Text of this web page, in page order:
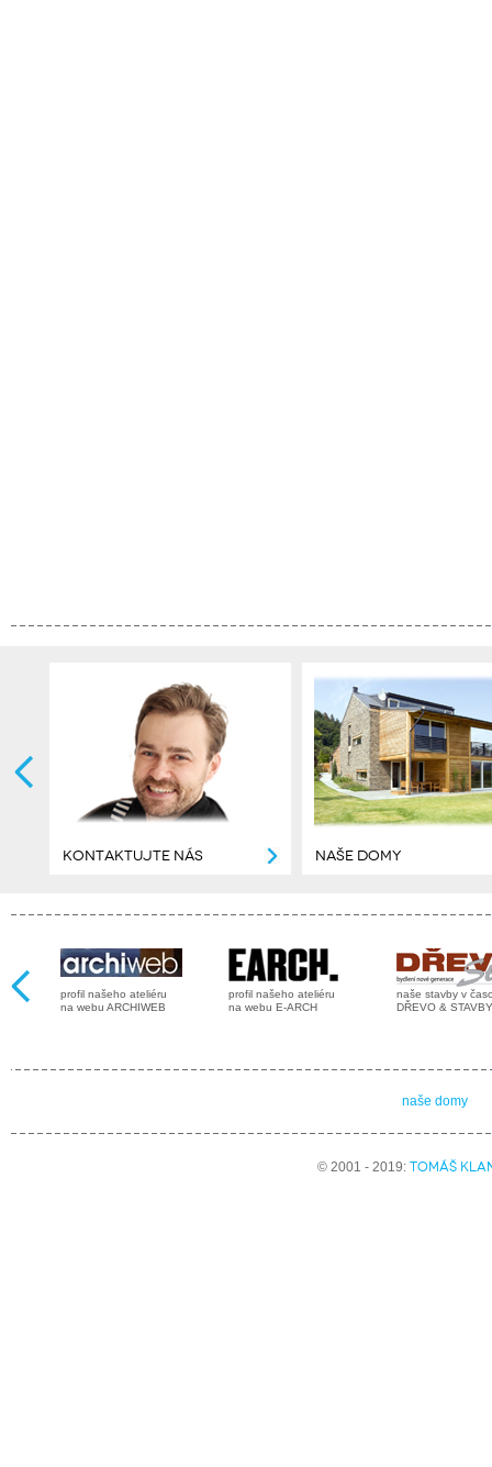
KONTAKTUJTE NÁS NAŠE DOMY
profil našeho ateliéru
na webu ARCHIWEB
profil našeho ateliéru
na webu E-ARCH
naše stavby v
DŘEVO & STAVBY
naše domy
© 2001 - 2019:TOMÁŠ